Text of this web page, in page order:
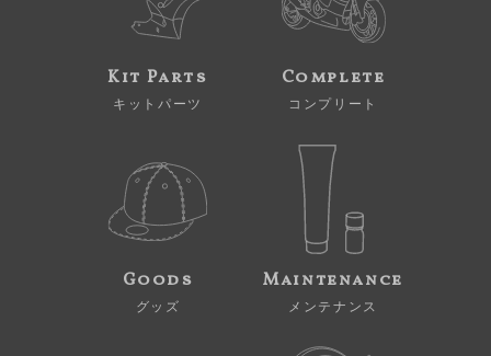
Kit Parts
キットパーツ
Complete
コンプリート
Goods
グッズ
Maintenance
メンテナンス